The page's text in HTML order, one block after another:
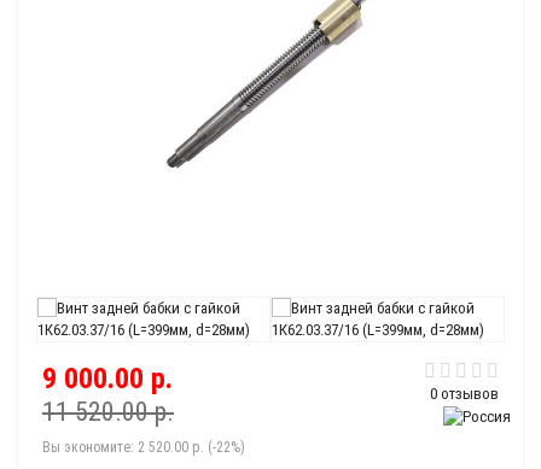
0 отзывов
9 000.00 р.
11 520.00 р.
Вы экономите: 2 520.00 р. (-22%)